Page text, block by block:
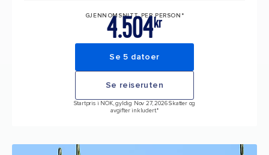
GJENNOMSNITT PER PERSON*
kr
4.504
Se 5 datoer
Se reiseruten
Startpris i NOK, gyldig Nov 27, 2026 Skatter og
avgifter inkludert.*